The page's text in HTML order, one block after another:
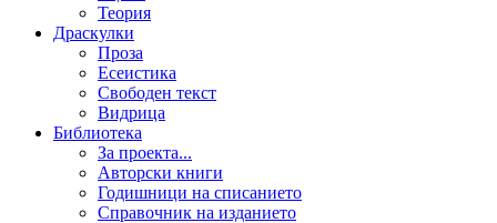
Теория
Драскулки
Проза
Есеистика
Свободен текст
Видрица
Библиотека
За проекта...
Авторски книги
Годишници на списанието
Справочник на изданието